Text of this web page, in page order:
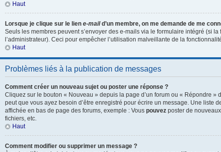
Haut
Lorsque je clique sur le lien e-maild’un membre, on me demande de me
Seuls les membres peuvent s’envoyer des e-mails via le formulaire intégré (si
l’administrateur). Ceci pour empêcher l’utilisation malveillante de la
Haut
Problèmes liés à la publication de messages
Comment créer un nouveau sujet ou poster une réponse ?
Cliquez sur le bouton « Nouveau » depuis la page d’un forum ou « Répondre »
peut que vous ayez besoin d’être enregistré pour écrire un message. Une liste
affichée en bas de page des forums, exemple : Vous pouvez poster de
fichiers, etc.
Haut
Comment modifier ou supprimer un message ?